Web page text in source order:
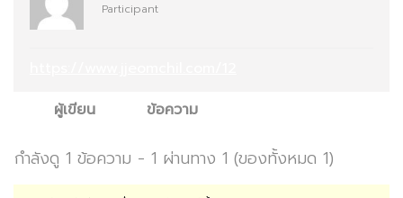
Participant
ผู้เขียน
ข้อความ
กำลังดู 1 ข้อความ - 1 ผ่านทาง 1 (ของทั้งหมด 1)